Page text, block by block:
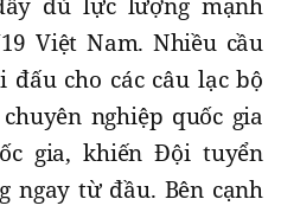
Việt Nam. Nhiều cầu
cho các câu lạc bộ
nghiệp quốc gia
gia, khiến Đội tuyển
ngay từ đầu. Bên cạnh